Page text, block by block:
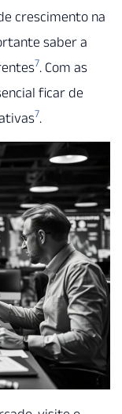
crescimento na
saber a
7. Com as
ficar de
7.